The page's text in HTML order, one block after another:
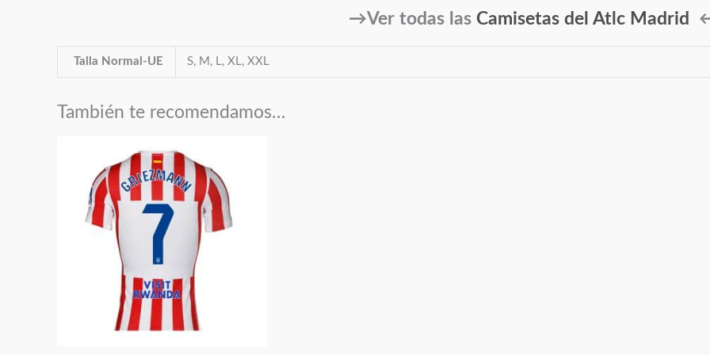
→Ver todas lasCamisetas del Atlc Madrid
Talla Normal-UE S, M, L, XL, XXL
También te recomendamos…